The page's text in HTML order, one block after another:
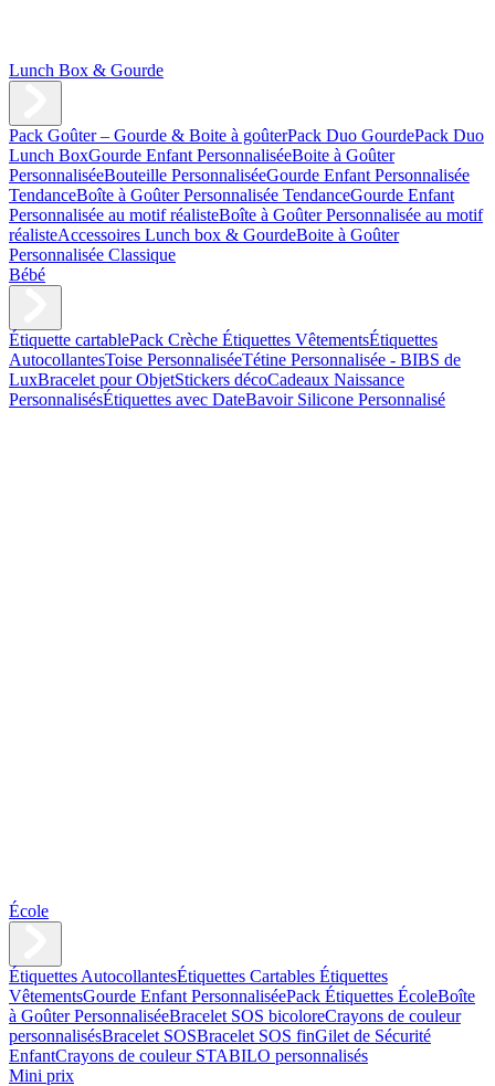
Lunch Box & Gourde
Pack Goûter – Gourde & Boite à goûterPack Duo GourdePack Duo
Lunch BoxGourde Enfant PersonnaliséeBoite à Goûter
PersonnaliséeBouteille PersonnaliséeGourde Enfant Personnalisée
TendanceBoîte à Goûter Personnalisée TendanceGourde Enfant
Personnalisée au motif réalisteBoîte à Goûter Personnalisée au motif
réalisteAccessoires Lunch box & GourdeBoite à Goûter
Personnalisée Classique
Bébé
Étiquette cartablePack Crèche Étiquettes VêtementsÉtiquettes
AutocollantesToise PersonnaliséeTétine Personnalisée - BIBS de
LuxBracelet pour ObjetStickers décoCadeaux Naissance
PersonnalisésÉtiquettes avec DateBavoir Silicone Personnalisé
École
Étiquettes AutocollantesÉtiquettes Cartables Étiquettes
VêtementsGourde Enfant PersonnaliséePack Étiquettes ÉcoleBoîte
à Goûter PersonnaliséeBracelet SOS bicoloreCrayons de couleur
personnalisésBracelet SOSBracelet SOS finGilet de Sécurité
EnfantCrayons de couleur STABILO personnalisés
Mini prix